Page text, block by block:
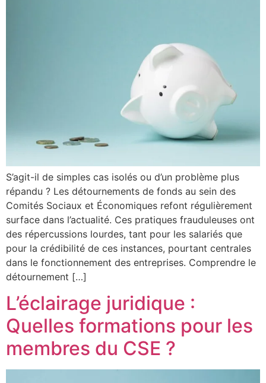
S’agit-il de simples cas isolés ou d’un problème plus
répandu ? Les détournements de fonds au sein des
Comités Sociaux et Économiques refont régulièrement
surface dans l’actualité. Ces pratiques frauduleuses ont
des répercussions lourdes, tant pour les salariés que
pour la crédibilité de ces instances, pourtant centrales
dans le fonctionnement des entreprises. Comprendre le
détournement […]
L’éclairage juridique :
Quelles formations pour les
membres du CSE ?